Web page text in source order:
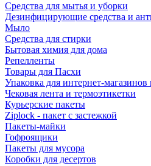
Средства для мытья и уборки
Дезинфицирующие средства и
Мыло
Средства для стирки
Бытовая химия для дома
Репелленты
Товары для Пасхи
Упаковка для интернет-магазинов
Чековая лента и термоэтикетки
Курьерские пакеты
Ziplock - пакет с застежкой
Пакеты-майки
Гофроящики
Пакеты для мусора
Коробки для десертов